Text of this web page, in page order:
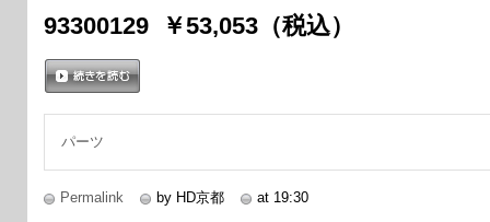
93300129 ￥53,053（税込）
パーツ
Permalink by HD京都 at 19:30